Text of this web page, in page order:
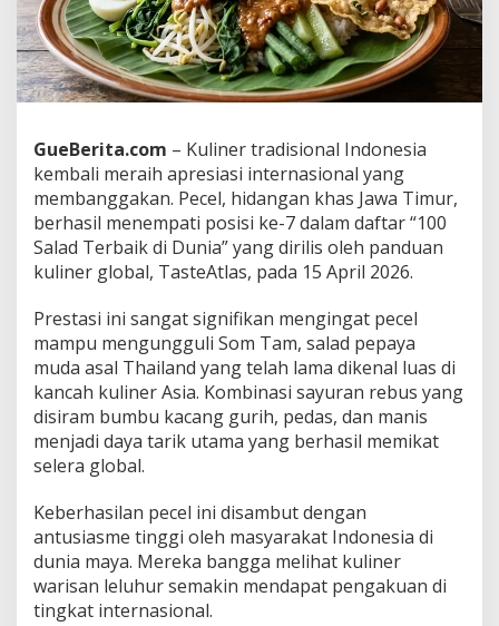
h
k
a
n
S
T
a
m
T
h
a
i
a
d
,
P
u
n
c
i
D
a
f
t
a
GueBerita.com – Kuliner tradisional Indonesia
kembali meraih apresiasi internasional yang
membanggakan. Pecel, hidangan khas Jawa Timur,
berhasil menempati posisi ke-7 dalam daftar “100
Salad Terbaik di Dunia” yang dirilis oleh panduan
kuliner global, TasteAtlas, pada 15 April 2026.
Prestasi ini sangat signifikan mengingat pecel
mampu mengungguli Som Tam, salad pepaya
muda asal Thailand yang telah lama dikenal luas di
kancah kuliner Asia. Kombinasi sayuran rebus yang
disiram bumbu kacang gurih, pedas, dan manis
menjadi daya tarik utama yang berhasil memikat
selera global.
Keberhasilan pecel ini disambut dengan
antusiasme tinggi oleh masyarakat Indonesia di
dunia maya. Mereka bangga melihat kuliner
warisan leluhur semakin mendapat pengakuan di
tingkat internasional.